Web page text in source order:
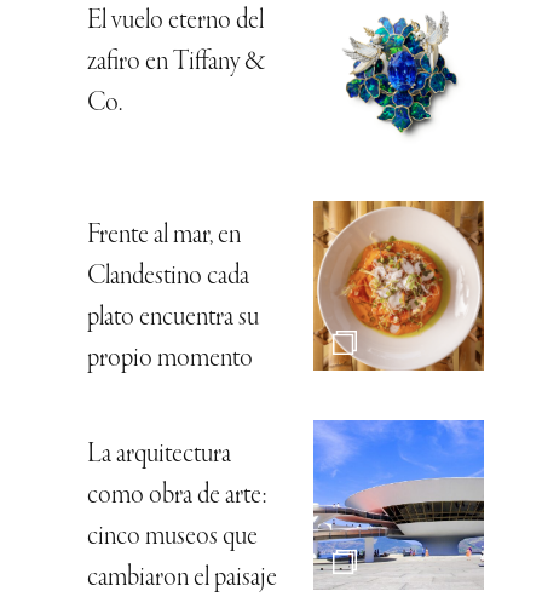
El vuelo eterno del
zafiro en Tiffany &
Co.
Frente al mar, en
Clandestino cada
plato encuentra su
propio momento
La arquitectura
como obra de arte:
cinco museos que
cambiaron el paisaje